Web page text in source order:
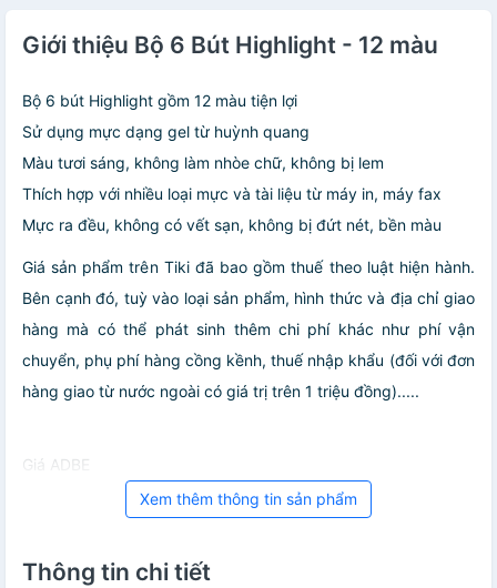
Giới thiệu Bộ 6 Bút Highlight - 12 màu
Bộ 6 bút Highlight gồm 12 màu tiện lợi
Sử dụng mực dạng gel từ huỳnh quang
Màu tươi sáng, không làm nhòe chữ, không bị lem
Thích hợp với nhiều loại mực và tài liệu từ máy in, máy fax
Mực ra đều, không có vết sạn, không bị đứt nét, bền màu
Giá sản phẩm trên Tiki đã bao gồm thuế theo luật hiện hành.
Bên cạnh đó, tuỳ vào loại sản phẩm, hình thức và địa chỉ giao
hàng mà có thể phát sinh thêm chi phí khác như phí vận
chuyển, phụ phí hàng cồng kềnh, thuế nhập khẩu (đối với đơn
hàng giao từ nước ngoài có giá trị trên 1 triệu đồng).....
Giá ADBE
Xem thêm thông tin sản phẩm
Thông tin chi tiết